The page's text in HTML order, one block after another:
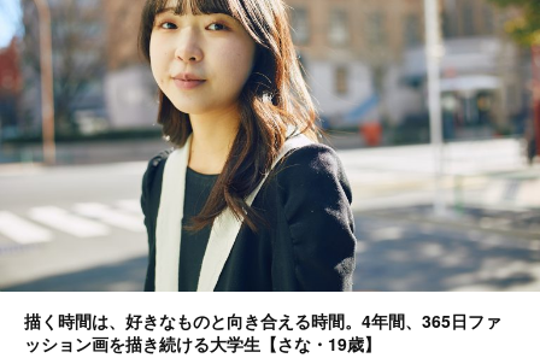
描く時間は、好きなものと向き合える時間。4年間、365日ファ
ッション画を描き続ける大学生【さな・19歳】